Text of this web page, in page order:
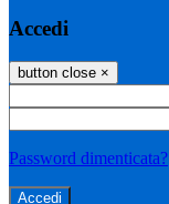
Accedi
button close ×
Password dimenticata?